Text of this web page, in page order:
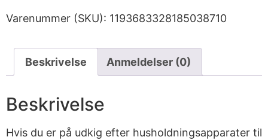
Varenummer (SKU): 1193683328185038710
Beskrivelse Anmeldelser (0)
Beskrivelse
Hvis du er på udkig efter husholdningsapparater til